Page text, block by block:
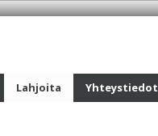
Lahjoita Yhteystiedot